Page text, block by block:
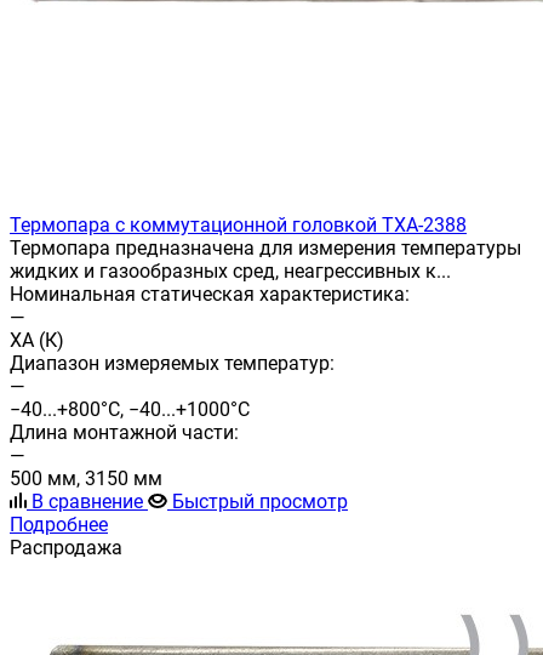
Термопара с коммутационной головкой ТХА-2388
Термопара предназначена для измерения температуры
жидких и газообразных сред, неагрессивных к...
Номинальная статическая характеристика:
—
ХА (К)
Диапазон измеряемых температур:
—
−40...+800°С, −40...+1000°С
Длина монтажной части:
—
500 мм, 3150 мм
В сравнение
Быстрый просмотр
Подробнее
Распродажа